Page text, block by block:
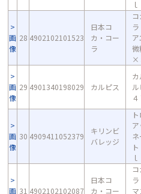
ｌ
画
像
28 4902102101523
日本コ
カ・コー
ラ
微
×
画
像
29 4901340198029 カルピス
画
像
30 4909411052379
キリンビ
バレッジ
ｌ
画 31 4902102102087
日本コ
カ・コー